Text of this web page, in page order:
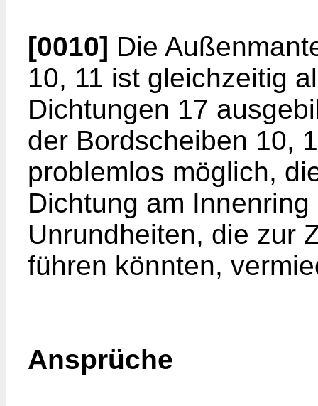
[0010] Die
10, 11 ist gleichzeitig
Dichtungen 17
der Bordscheiben 10,
problemlos möglich,
Dichtung am
Unrundheiten, die zur
führen könnten,
Ansprüche